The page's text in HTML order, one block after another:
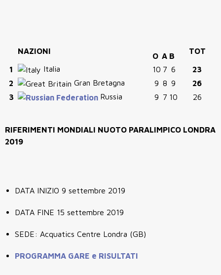
NAZIONI
O A B
TOT
1 Italia 10 7 6
23
2
Gran Bretagna 9 8 9
26
3
Russia 9 7 10 26
RIFERIMENTI MONDIALI NUOTO PARALIMPICO LONDRA
2019
DATA INIZIO 9 settembre 2019
DATA FINE 15 settembre 2019
SEDE: Acquatics Centre Londra (GB)
PROGRAMMA GARE e RISULTATI